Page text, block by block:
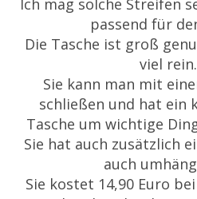
passend für
Die Tasche ist groß
viel rein.
Sie kann man mit
schließen und hat ein
Tasche um wichtige
Sie hat auch zusätzlich
auch
Sie kostet 14,90 Euro